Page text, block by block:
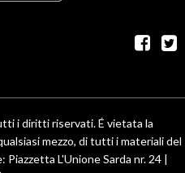
i diritti riservati. É vietata la
mezzo, di tutti i materiali del
Piazzetta L'Unione Sarda nr. 24 |